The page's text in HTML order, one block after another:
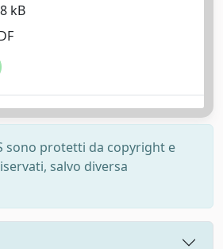
kB
sono protetti da copyright e
salvo diversa